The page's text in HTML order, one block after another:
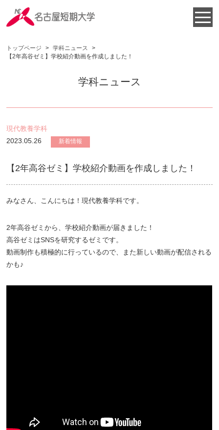
トップページ > 学科ニュース
>
【2年高谷ゼミ】学校紹介動画を作成しました！
学科ニュース
現代教養学科
2023.05.26
新着情報
【2年高谷ゼミ】学校紹介動画を作成しました！
みなさん、こんにちは！現代教養学科です。
2年高谷ゼミから、学校紹介動画が届きました！
高谷ゼミはSNSを研究するゼミです。
動画制作も積極的に行っているので、また新しい動画が配信される
かも♪